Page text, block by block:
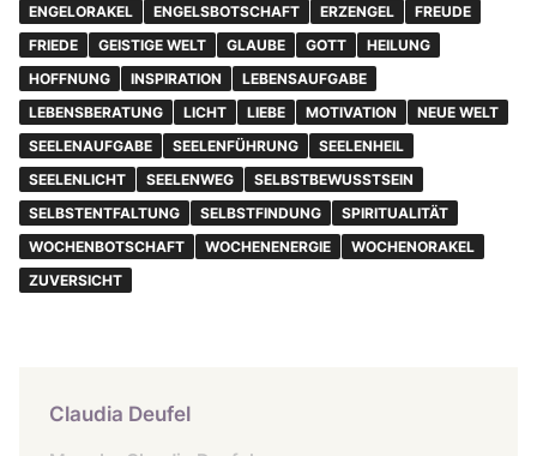
ENGELORAKEL
ENGELSBOTSCHAFT ERZENGEL
FREUDE
FRIEDE
GEISTIGE WELT GLAUBE GOTT
HEILUNG
HOFFNUNG
INSPIRATION
LEBENSAUFGABE
LEBENSBERATUNG
LICHT LIEBE MOTIVATION
NEUE WELT
SEELENAUFGABE
SEELENFÜHRUNG
SEELENHEIL
SEELENLICHT
SEELENWEG
SELBSTBEWUSSTSEIN
SELBSTENTFALTUNG
SELBSTFINDUNG
SPIRITUALITÄT
WOCHENBOTSCHAFT
WOCHENENERGIE
WOCHENORAKEL
ZUVERSICHT
Claudia Deufel